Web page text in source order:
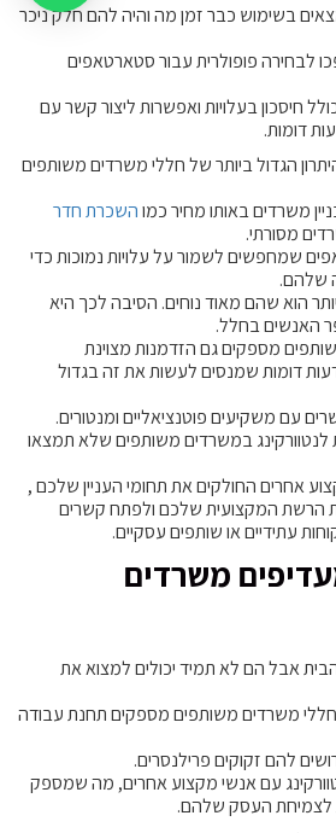
בשימוש כבר זמן מה והיה להם חלק ניכר
לבחירה פופולרית עבור סטארטאפים
חיסכון בעלויות ואפשרות ליצור קשר עם
דומות.
הגדול ביותר של חללי משרדים משותפים
משרדים באותו מחיר כמוהשכרת חדר
מסורתי.
שמחפשים לשמור על עלויות נמוכות כדי
שלהם.
הוא שהם מאוד נוחים. הסיבה לכך היא
האנשים בחלל.
מספקים גם הזדמנות מצוינת
דעות דומות שמנסים לעשות את זה בגדול
עם משקיעים פוטנציאליים ומנטורים.
לנטוורקינג במשרדים משותפים שלא תמצאו
אחרים החולקים את תחומי העניין שלכם ,
הרשת המקצועית שלכם ולפתח קשרים
עתידיים או שותפים עסקיים.
משרדים
אבל הם לא תמיד יכולים למצוא את
חללי משרדים משותפים מספקים תחנת עבודה
להם זקוקים פרילנסרים.
עם אנשי מקצוע אחרים, מה שמספק
לצמיחת העסק שלהם.